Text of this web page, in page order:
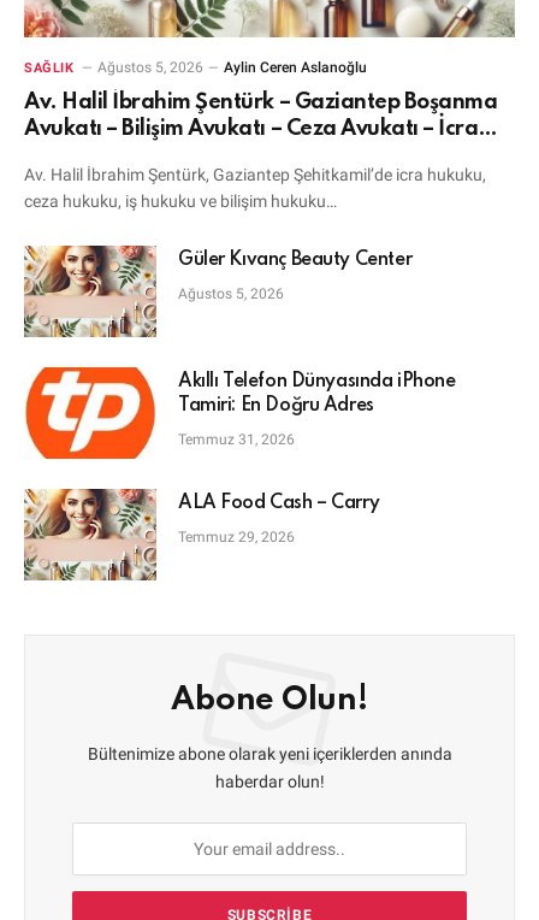
SAĞLIK Ağustos 5, 2026 Aylin Ceren Aslanoğlu
Av. Halil İbrahim Şentürk – Gaziantep Boşanma
Avukatı – Bilişim Avukatı – Ceza Avukatı – İcra
Av. Halil İbrahim Şentürk, Gaziantep Şehitkamil’de icra hukuku,
ceza hukuku, iş hukuku ve bilişim hukuku…
Güler Kıvanç Beauty Center
Ağustos 5, 2026
Akıllı Telefon Dünyasında iPhone
Tamiri: En Doğru Adres
Temmuz 31, 2026
ALA Food Cash – Carry
Temmuz 29, 2026
Abone Olun!
Bültenimize abone olarak yeni içeriklerden anında
haberdar olun!